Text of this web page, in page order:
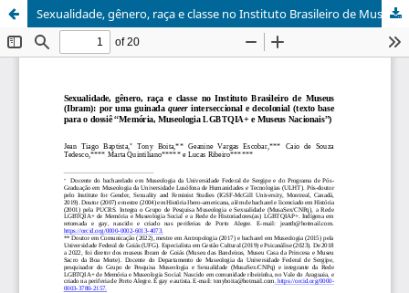
Sexualidade, gênero, raça e classe no Instituto Brasileiro de Museus (Ibram):